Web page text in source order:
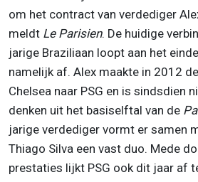
om het contract van verdediger
meldt Le Parisien. De huidige
jarige Braziliaan loopt aan het
namelijk af. Alex maakte in 2012
Chelsea naar PSG en is sindsdien
denken uit het basiselftal van de
jarige verdediger vormt er samen
Thiago Silva een vast duo. Mede
prestaties lijkt PSG ook dit jaar af